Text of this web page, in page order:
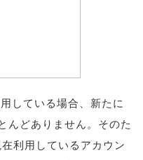
している場合、新たに
んどありません。そのた
利用しているアカウン